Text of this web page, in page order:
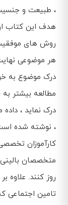
، طبیعت و
هدف این کتاب
روش های موفقیت
هر موضوعی
درک موضوع به
مطالعه بیشتر
، نوشته شده
کارآموزان
متخصصان
روز کنند. علاوه
تامین اجتماعی